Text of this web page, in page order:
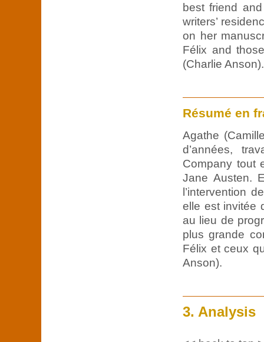
best friend
writers’
on her
Félix and
(Charlie Anson).
Résumé en
Agathe
d’années,
Company tout
Jane Austen.
l’intervention
elle est invitée
au lieu de
plus grande
Félix et ceux
Anson).
3. Analysis